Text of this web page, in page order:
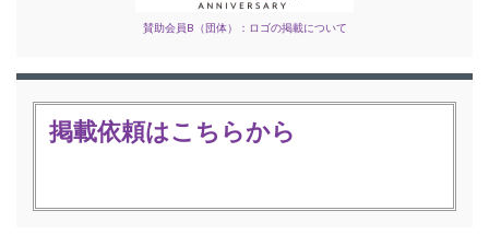
賛助会員B（団体）：ロゴの掲載について
掲載依頼はこちらから